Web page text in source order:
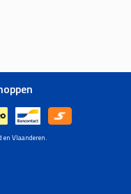
en Vlaanderen.